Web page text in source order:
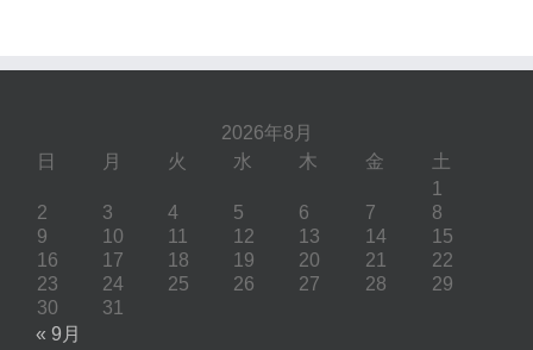
2026年8月
日
月 火 水 木 金
土
1
2
3 4 5 6 7
8
9
10 11 12 13 14
15
16
17 18 19 20 21
22
23
24 25 26 27 28
29
30
31
« 9月